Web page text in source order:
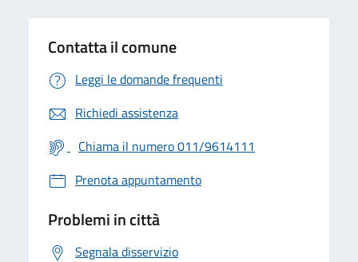
Contatta il comune
Leggi le domande frequenti
Richiedi assistenza
Chiama il numero 011/9614111
Prenota appuntamento
Problemi in città
Segnala disservizio